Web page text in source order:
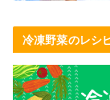
冷凍野菜のレシ